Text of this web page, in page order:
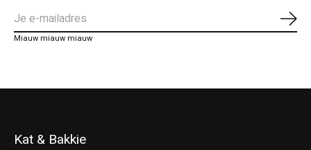
Miauw miauw miauw
Kat & Bakkie